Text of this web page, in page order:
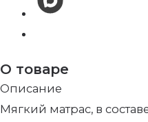
О товаре
Описание
Мягкий матрас, в